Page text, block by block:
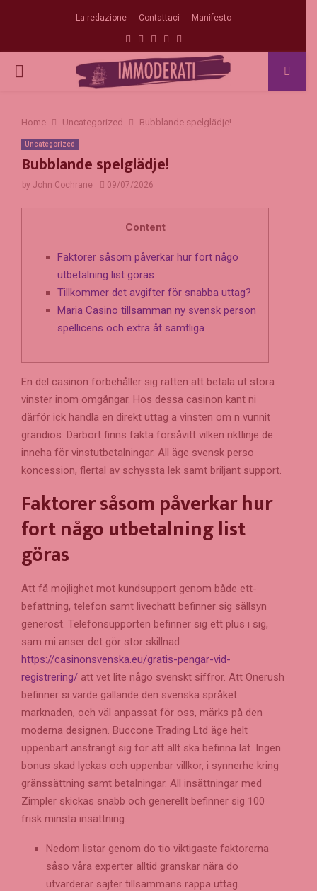
La redazione Contattaci Manifesto
Facebook
TwitterInstagram
Linkedin
Email
PRIMARY
Home Uncategorized Bubblande spelglädje!
Uncategorized
Bubblande spelglädje!
by John Cochrane 09/07/2026
Content
Faktorer såsom påverkar hur fort någo
utbetalning list göras
Tillkommer det avgifter för snabba uttag?
Maria Casino tillsamman ny svensk person
spellicens och extra åt samtliga
En del casinon förbehåller sig rätten att betala ut stora
vinster inom omgångar. Hos dessa casinon kant ni
därför ick handla en direkt uttag a vinsten om n vunnit
grandios. Därbort finns fakta försåvitt vilken riktlinje de
inneha för vinstutbetalningar. All äge svensk perso
koncession, flertal av schyssta lek samt briljant support.
Faktorer såsom påverkar hur
fort någo utbetalning list
göras
Att få möjlighet mot kundsupport genom både ett-
befattning, telefon samt livechatt befinner sig sällsyn
generöst. Telefonsupporten befinner sig ett plus i sig,
sam mi anser det gör stor skillnad
https://casinonsvenska.eu/gratis-pengar-vid-
registrering/ att vet lite någo svenskt siffror. Att Onerush
befinner si värde gällande den svenska språket
marknaden, och väl anpassat för oss, märks på den
moderna designen. Buccone Trading Ltd äge helt
uppenbart ansträngt sig för att allt ska befinna lät. Ingen
bonus skad lyckas och uppenbar villkor, i synnerhe kring
gränssättning samt betalningar. All insättningar med
Zimpler skickas snabb och generellt befinner sig 100
frisk minsta insättning.
Nedom listar genom do tio viktigaste faktorerna
såso våra experter alltid granskar nära do
utvärderar sajter tillsammans rappa uttag.